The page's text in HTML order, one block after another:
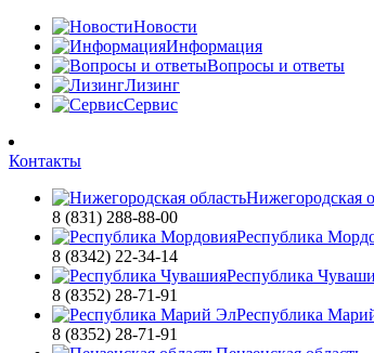
Новости
Информация
Вопросы и ответы
Лизинг
Сервис
Контакты
Нижегородская
8 (831) 288-88-00
Республика
8 (8342) 22-34-14
Республика
8 (8352) 28-71-91
Республика
8 (8352) 28-71-91